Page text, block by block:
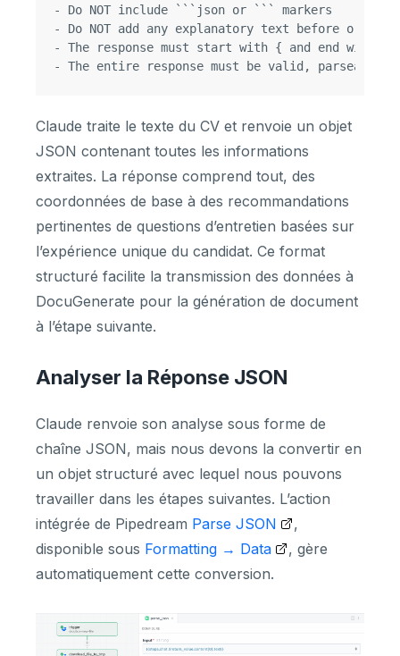
- Do NOT include ```json or ``` markers
- Do NOT add any explanatory text before or
- The response must start with { and end with }
Claude traite le texte du CV et renvoie un objet
JSON contenant toutes les informations
extraites. La réponse comprend tout, des
coordonnées de base à des recommandations
pertinentes de questions d’entretien basées sur
l’expérience unique du candidat. Ce format
structuré facilite la transmission des données à
DocuGenerate pour la génération de document
à l’étape suivante.
Analyser la Réponse JSON
Claude renvoie son analyse sous forme de
chaîne JSON, mais nous devons la convertir en
un objet structuré avec lequel nous pouvons
travailler dans les étapes suivantes. L’action
intégrée de Pipedream Parse JSON
,
disponible sous Formatting → Data
, gère
automatiquement cette conversion.